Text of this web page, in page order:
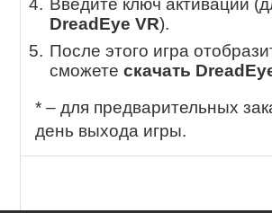
Введите ключ активации
DreadEye VR).
После этого игра
сможете скачать
* – для предварительных
день выхода игры.